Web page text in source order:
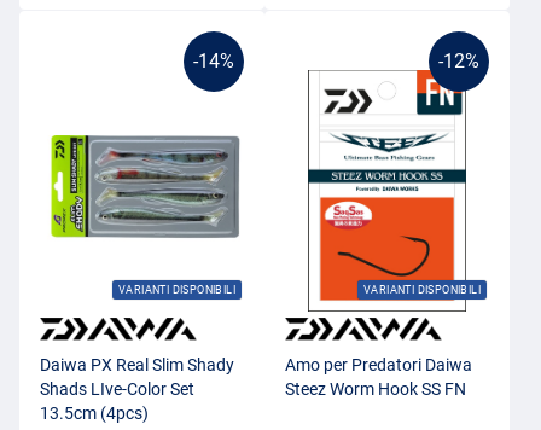
-14%
VARIANTI DISPONIBILI
Daiwa PX Real Slim Shady
Shads LIve-Color Set
13.5cm (4pcs)
-12%
VARIANTI DISPONIBILI
Amo per Predatori Daiwa
Steez Worm Hook SS FN